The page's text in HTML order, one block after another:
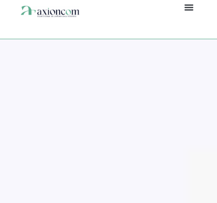
Panneau de gestion des cookies
À propos